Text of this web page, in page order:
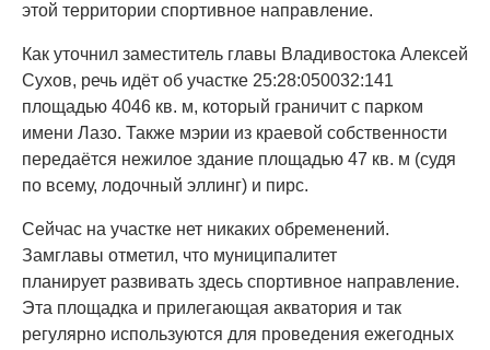
этой территории спортивное направление.
Как уточнил заместитель главы Владивостока Алексей
Сухов, речь идёт об участке 25:28:050032:141
площадью 4046 кв. м, который граничит с парком
имени Лазо. Также мэрии из краевой собственности
передаётся нежилое здание площадью 47 кв. м (судя
по всему, лодочный эллинг) и пирс.
Сейчас на участке нет никаких обременений.
Замглавы отметил, что муниципалитет
планирует развивать здесь спортивное направление.
Эта площадка и прилегающая акватория и так
регулярно используются для проведения ежегодных